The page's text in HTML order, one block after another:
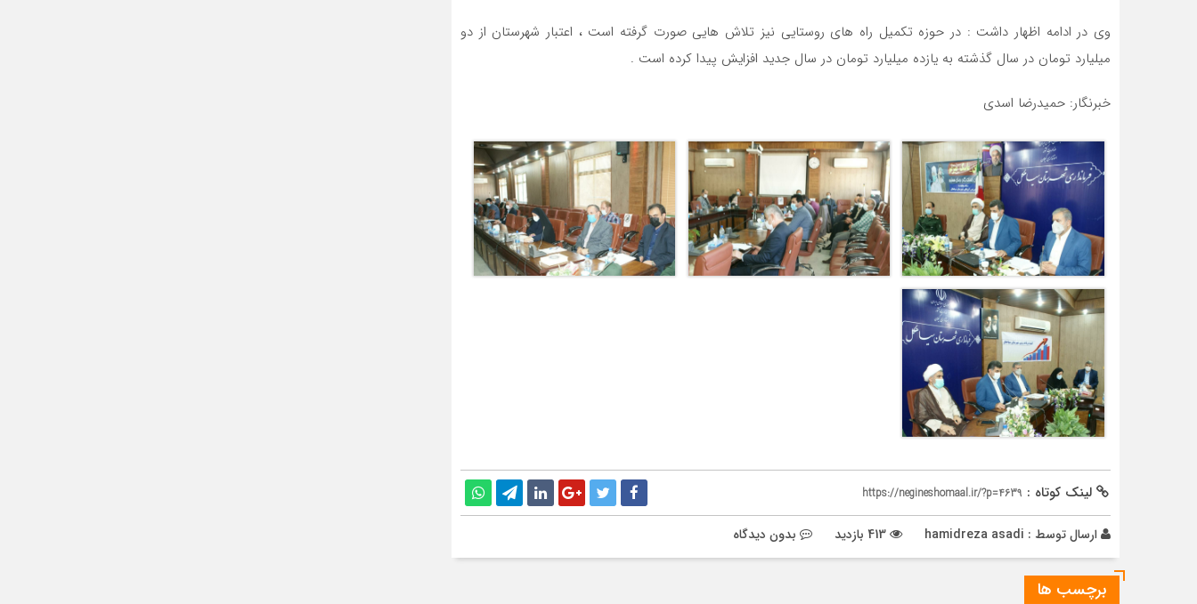
وی در ادامه اظهار داشت : در حوزه تکمیل راه های روستایی نیز تلاش هایی صورت گرفته است ، اعتبار شهرستان از دو
میلیارد تومان در سال گذشته به یازده میلیارد تومان در سال جدید افزایش پیدا کرده است .
خبرنگار: حمیدرضا اسدی
لینک کوتاه : https://negineshomaal.ir/?p=4639
ارسال توسط : hamidreza asadi بدون دیدگاه
برچسب ها